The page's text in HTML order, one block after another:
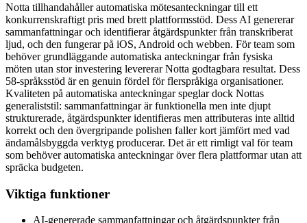
Notta tillhandahåller automatiska mötesanteckningar till ett
konkurrenskraftigt pris med brett plattformsstöd. Dess AI genererar
sammanfattningar och identifierar åtgärdspunkter från transkriberat
ljud, och den fungerar på iOS, Android och webben. För team som
behöver grundläggande automatiska anteckningar från fysiska
möten utan stor investering levererar Notta godtagbara resultat. Dess
58-språksstöd är en genuin fördel för flerspråkiga organisationer.
Kvaliteten på automatiska anteckningar speglar dock Nottas
generaliststil: sammanfattningar är funktionella men inte djupt
strukturerade, åtgärdspunkter identifieras men attributeras inte alltid
korrekt och den övergripande polishen faller kort jämfört med vad
ändamålsbyggda verktyg producerar. Det är ett rimligt val för team
som behöver automatiska anteckningar över flera plattformar utan att
spräcka budgeten.
Viktiga funktioner
AI-genererade sammanfattningar och åtgärdspunkter från